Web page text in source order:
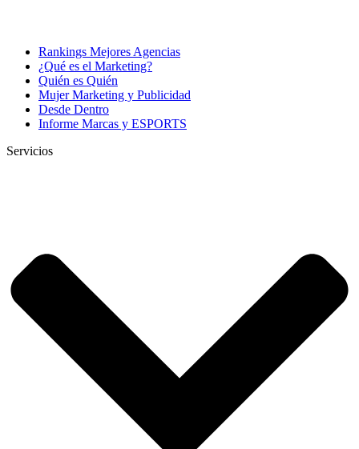
Rankings Mejores Agencias
¿Qué es el Marketing?
Quién es Quién
Mujer Marketing y Publicidad
Desde Dentro
Informe Marcas y ESPORTS
Servicios